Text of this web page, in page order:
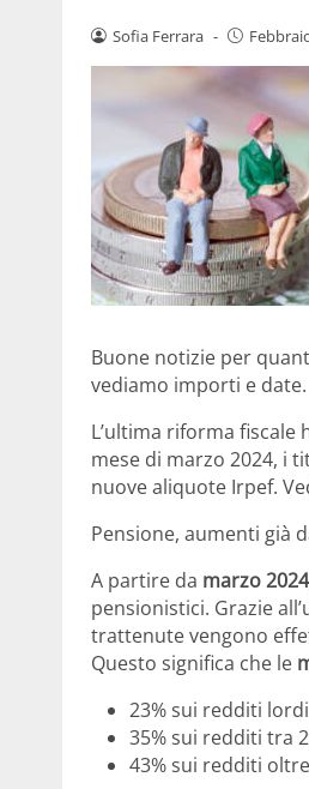
Sofia Ferrara -
Buone notizie per
vediamo importi e date.
L’ultima riforma
mese di marzo 2024, i
nuove aliquote Irpef.
Pensione, aumenti già
A partire da marzo 2024
pensionistici. Grazie
trattenute vengono
Questo significa che le
23% sui redditi
35% sui redditi tra
43% sui redditi